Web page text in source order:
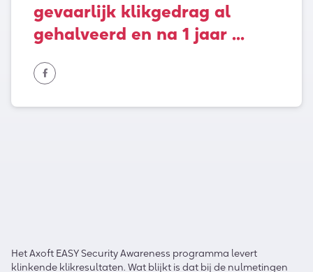
gevaarlijk klikgedrag al
gehalveerd en na 1 jaar ...
HetAxoft EASY Security Awareness programma levert
klinkende klikresultaten. Wat blijkt is dat bij de nulmetingen